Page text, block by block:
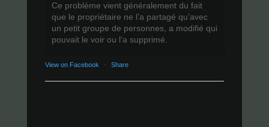
Ce problème vient généralement du fait
que le propriétaire ne l’a partagé qu’avec
un petit groupe de personnes, a modifié qui
pouvait le voir ou l’a supprimé.
View on Facebook · Share